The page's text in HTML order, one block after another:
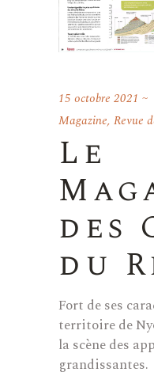
15 octobre 2021
Magazine, Revue
Le
des
du
Fort de ses
territoire de
la scène des
grandissantes.